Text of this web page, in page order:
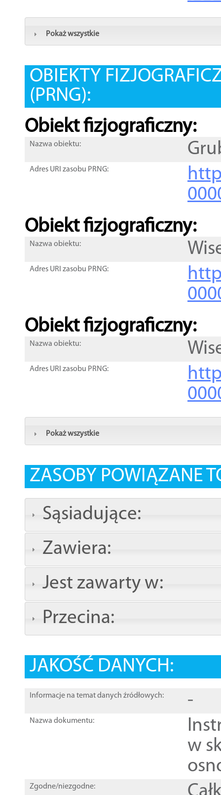
Pokaż wszystkie
OBIEKTY
(PRNG):
Obiekt fizjograficzny:
Nazwa obiektu:
Adres URI zasobu PRNG:
Obiekt fizjograficzny:
Nazwa obiektu:
Adres URI zasobu PRNG:
Obiekt fizjograficzny:
Nazwa obiektu:
Adres URI zasobu PRNG:
Pokaż wszystkie
ZASOBY POWIĄZANE
Sąsiadujące:
Zawiera:
Jest zawarty w:
Przecina:
JAKOŚĆ DANYCH:
Informacje na temat danych źródłowych: -
Nazwa dokumentu:
w
Zgodne/niezgodne: